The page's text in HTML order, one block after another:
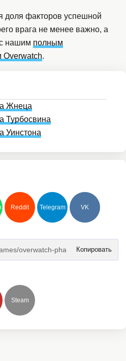
доля факторов успешной
врага не менее важно, а
с нашим полным
Overwatch.
Жнеца
Турбосвина
Уинстона
Reddit Telegram VK
Копировать
Steam